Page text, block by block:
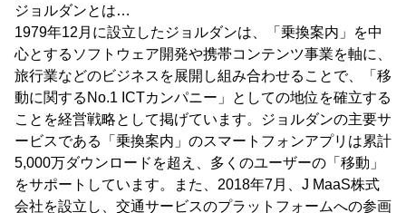
ジョルダンとは…
1979年12月に設立したジョルダンは、「乗換案内」を中
心とするソフトウェア開発や携帯コンテンツ事業を軸に、
旅行業などのビジネスを展開し組み合わせることで、「移
動に関するNo.1 ICTカンパニー」としての地位を確立する
ことを経営戦略として掲げています。ジョルダンの主要サ
ービスである「乗換案内」のスマートフォンアプリは累計
5,000万ダウンロードを超え、多くのユーザーの「移動」
をサポートしています。また、2018年7月、J MaaS株式
会社を設立し、交通サービスのプラットフォームへの参画